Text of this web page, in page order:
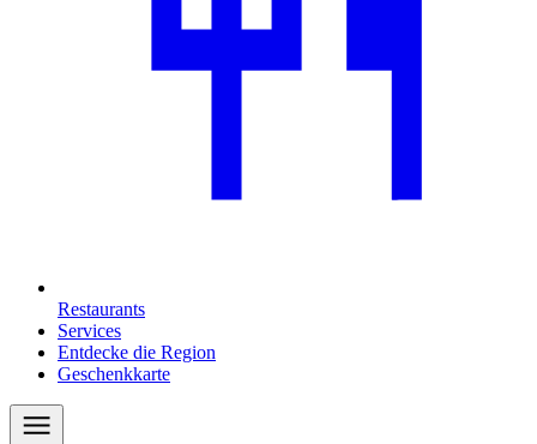
Restaurants
Services
Entdecke die Region
Geschenkkarte